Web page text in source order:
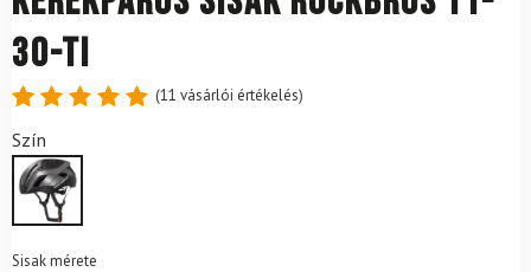
30-TI
4.91
5-ből,
értékelés
alapján
(11 vásárlói értékelés)
Szín
Sisak mérete